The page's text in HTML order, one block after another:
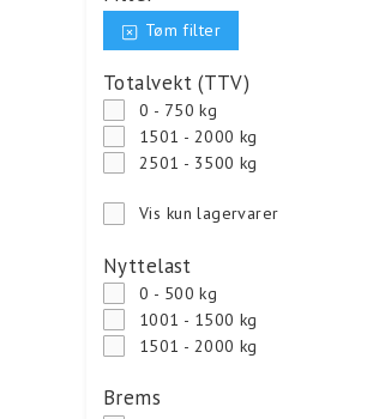
Tøm filter
Totalvekt (TTV)
0 - 750 kg
1501 - 2000 kg
2501 - 3500 kg
Vis kun lagervarer
Nyttelast
0 - 500 kg
1001 - 1500 kg
1501 - 2000 kg
Brems